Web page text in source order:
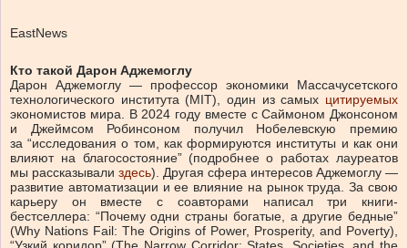
EastNews
Кто такой Дарон Аджемоглу
Дарон Аджемоглу — профессор экономики Массачусетского
технологического института (MIT), один из самых цитируемых
экономистов мира. В 2024 году вместе с Саймоном Джонсоном
и Джеймсом Робинсоном получил Нобелевскую премию
за “исследования о том, как формируются институты и как они
влияют на благосостояние” (подробнее о работах лауреатов
мы рассказывали здесь). Другая сфера интересов Аджемоглу —
развитие автоматизации и ее влияние на рынок труда. За свою
карьеру он вместе с соавторами написал три книги-
бестселлера: “Почему одни страны богатые, а другие бедные”
(Why Nations Fail: The Origins of Power, Prosperity, and Poverty),